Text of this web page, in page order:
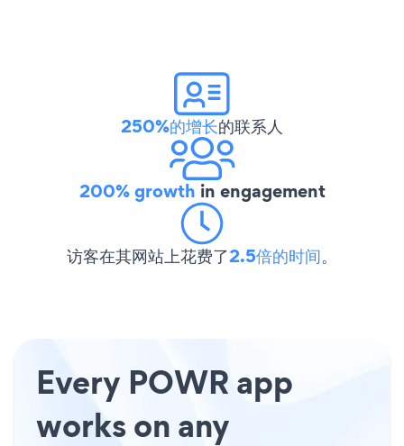
250%的增长的联系人
200% growth in engagement
访客在其网站上花费了2.5倍的时间。
Every POWR app
works on any